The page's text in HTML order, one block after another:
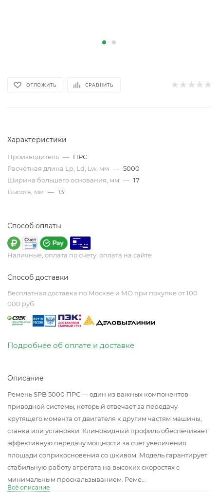
ОТЛОЖИТЬ СРАВНИТЬ
Характеристики
Производитель — ПРС
Расчётная длина Lp, Ld, Lw, мм — 5000
Ширина большего основания, мм — 17
Высота, мм — 13
Способ оплаты
Наличные, оплата по счету, оплата на сайте
Способ доставки
Бесплатная доставка по Москве и МО при покупке от 100
000 руб.
Подробнее об оплате и доставке
Описание
Ремень SPB 5000 ПРС — один из важных компонентов
приводной системы, который отвечает за передачу
крутящего момента от двигателя к другим частям машины,
станка или установки. Клиновидный профиль обеспечивает
эффективную передачу мощности за счет увеличения
площади соприкосновения со шкивом. Модель гарантирует
стабильную работу агрегата на высоких скоростях с
минимальным проскальзыванием. Реме...
Всё описание